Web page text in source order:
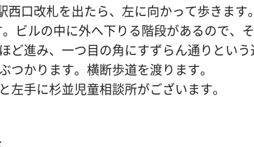
口改札を出たら、左に向かって歩きます。
ビルの中に外へ下りる階段があるので、
進み、一つ目の角にすずらん通りという
かります。横断歩道を渡ります。
手に杉並児童相談所がございます。